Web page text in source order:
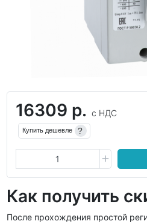
16309 р. с НДС
Купить дешевле ?
Как получить
После прохождения простой